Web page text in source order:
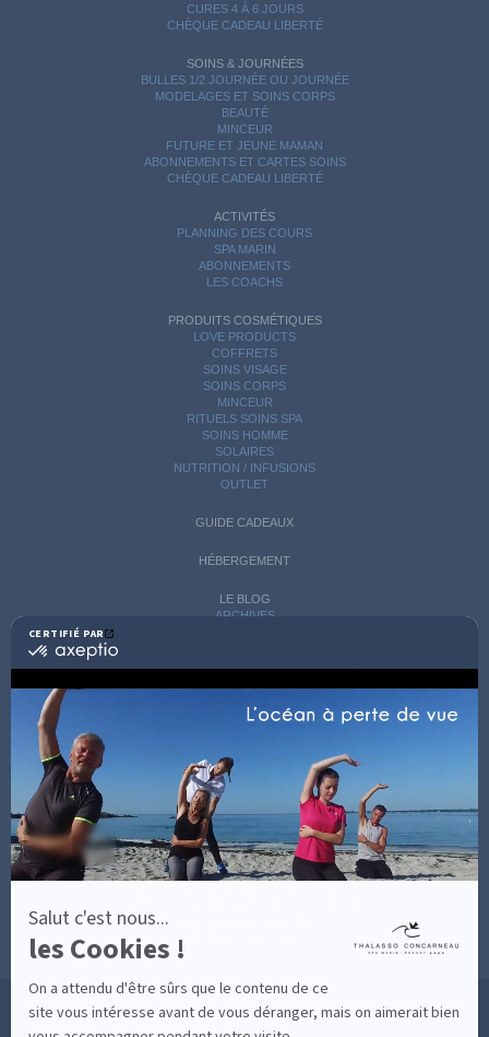
CERTIFIÉ PAR
certifié
Salut c'est nous...
les Cookies !
On a attendu d'être sûrs que le contenu de ce
site vous intéresse avant de vous déranger, mais on aimerait bien
CURES 4 À 6 JOURS
CHÈQUE CADEAU LIBERTÉ
SOINS & JOURNÉES
BULLES 1/2 JOURNÉE OU JOURNÉE
MODELAGES ET SOINS CORPS
BEAUTÉ
MINCEUR
FUTURE ET JEUNE MAMAN
ABONNEMENTS ET CARTES SOINS
CHÈQUE CADEAU LIBERTÉ
ACTIVITÉS
PLANNING DES COURS
SPA MARIN
ABONNEMENTS
LES COACHS
PRODUITS COSMÉTIQUES
LOVE PRODUCTS
COFFRETS
SOINS VISAGE
SOINS CORPS
MINCEUR
RITUELS SOINS SPA
SOINS HOMME
SOLAIRES
NUTRITION / INFUSIONS
OUTLET
GUIDE CADEAUX
HÉBERGEMENT
LE BLOG
ARCHIVES
LES COACHS
SOINS AVEC HÉBERGEMENT
BONNES RAISONS DE VENIR
MON COMPTE
MON PANIER
ACCÈS
CONTACT
MESURES D'HYGIÈNE
POLITIQUE DE CONFIDENTIALITÉ
MENTIONS LÉGALES
36 RUE DES SABLES BLANCS - 29900 CONCARNEAU - 02 98 75 05 40